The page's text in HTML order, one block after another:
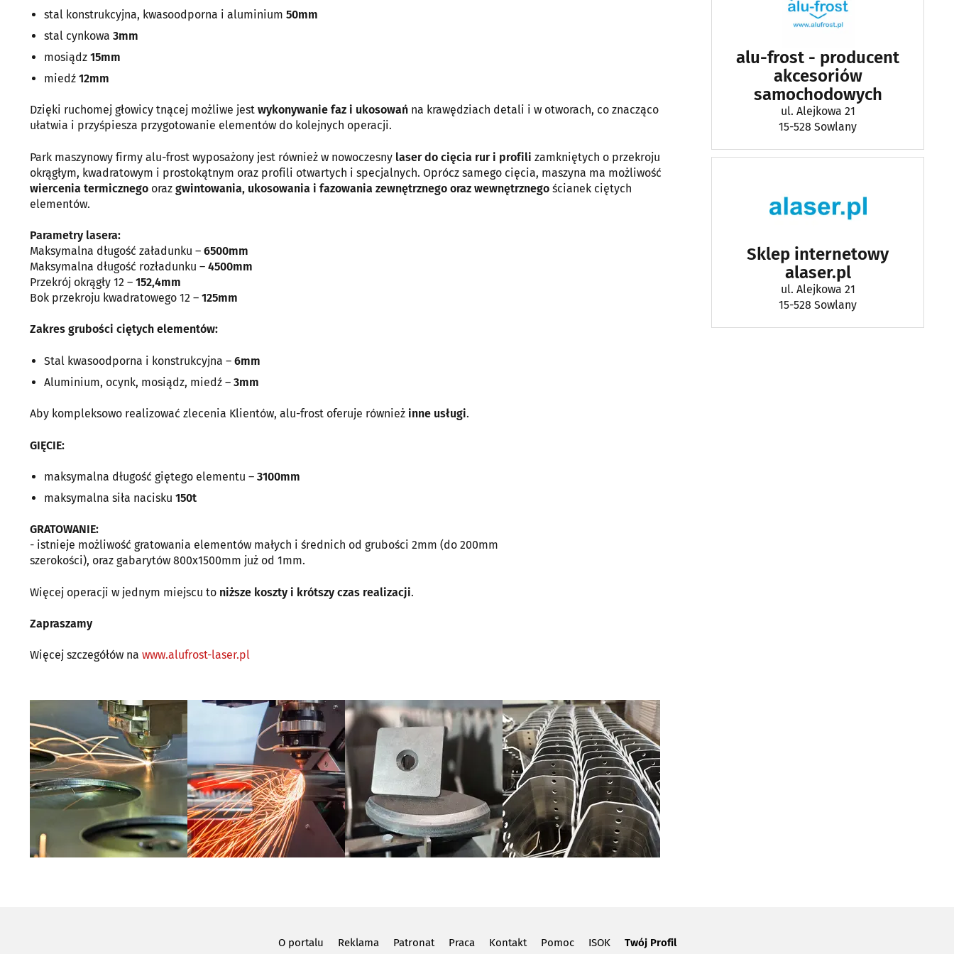
stal konstrukcyjna, kwasoodporna i aluminium 50mm
stal cynkowa 3mm
mosiądz 15mm
miedź 12mm
Dzięki ruchomej głowicy tnącej możliwe jest wykonywanie faz i ukosowań na krawędziach detali i w otworach, co znacząco
ułatwia i przyśpiesza przygotowanie elementów do kolejnych operacji.
Park maszynowy firmy alu-frost wyposażony jest również w nowoczesny laser do cięcia rur i profili zamkniętych o przekroju
okrągłym, kwadratowym i prostokątnym oraz profili otwartych i specjalnych. Oprócz samego cięcia, maszyna ma możliwość
wiercenia termicznego oraz gwintowania, ukosowania i fazowania zewnętrznego oraz wewnętrznego ścianek ciętych
elementów.
Parametry lasera:
Maksymalna długość załadunku – 6500mm
Maksymalna długość rozładunku – 4500mm
Przekrój okrągły 12 – 152,4mm
Bok przekroju kwadratowego 12 – 125mm
Zakres grubości ciętych elementów:
Stal kwasoodporna i konstrukcyjna – 6mm
Aluminium, ocynk, mosiądz, miedź – 3mm
Aby kompleksowo realizować zlecenia Klientów, alu-frost oferuje również inne usługi.
GIĘCIE:
maksymalna długość giętego elementu – 3100mm
maksymalna siła nacisku 150t
GRATOWANIE:
- istnieje możliwość gratowania elementów małych i średnich od grubości 2mm (do 200mm
szerokości), oraz gabarytów 800x1500mm już od 1mm.
Więcej operacji w jednym miejscu to niższe koszty i krótszy czas realizacji.
Zapraszamy
Więcej szczegółów na www.alufrost-laser.pl
alu-frost - producent
akcesoriów
samochodowych
ul. Alejkowa 21
15-528 Sowlany
Sklep internetowy
alaser.pl
ul. Alejkowa 21
15-528 Sowlany
O portalu Reklama Patronat Praca Kontakt Pomoc ISOK Twój Profil